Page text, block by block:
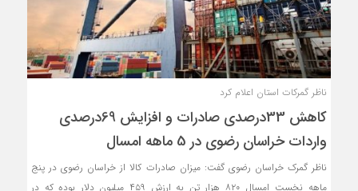
ناظر گمرکات استان اعلام کرد
کاهش 33درصدی صادرات و افزایش 69درصدی
واردات خراسان رضوی در 5 ماهه امسال
ناظر گمرک خراسان رضوی گفت: میزان صادرات کالا از خراسان رضوی در پنج
ماهه نخست امسال ۸۲۰ هزار تن به ارزش ۴۵۹ میلیون دلار بوده که در